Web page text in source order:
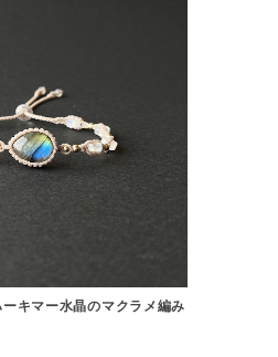
キマー水晶のマクラメ編み